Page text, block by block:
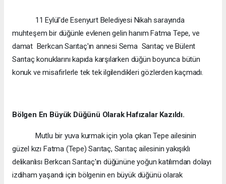
11 Eylül'de Esenyurt Belediyesi Nikah sarayında
muhteşem bir düğünle evlenen gelin hanım Fatma Tepe, ve
damat Berkcan Sarıtaç'ın annesi Sema Sarıtaç ve Bülent
Sarıtaç konuklarını kapıda karşılarken düğün boyunca bütün
konuk ve misafirlerle tek tek ilgilendikleri gözlerden kaçmadı.
Bölgen En Büyük Düğünü Olarak Hafızalar Kazıldı.
Mutlu bir yuva kurmak için yola çıkan Tepe ailesinin
güzel kızı Fatma (Tepe) Sarıtaç, Sarıtaç ailesinin yakışıklı
delikanlısı Berkcan Sarıtaç'ın düğününe yoğun katılımdan dolayı
izdiham yaşandı için bölgenin en büyük düğünü olarak